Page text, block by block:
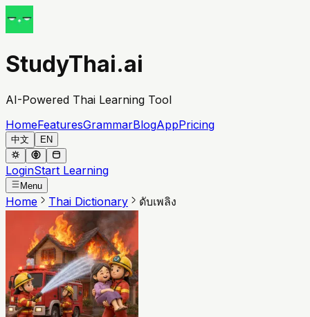
StudyThai.ai
AI-Powered Thai Learning Tool
HomeFeaturesGrammarBlogAppPricing
中文 EN
LoginStart Learning
Menu
Home Thai Dictionary ดับเพลิง